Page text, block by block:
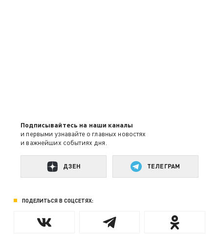
Подписывайтесь на наши каналы
и первыми узнавайте о главных новостях
и важнейших событиях дня.
ДЗЕН ТЕЛЕГРАМ
ПОДЕЛИТЬСЯ В СОЦСЕТЯХ: